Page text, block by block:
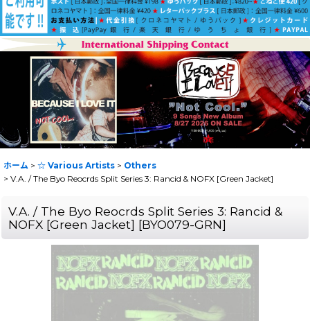
ホーム > ☆ Various Artists > Others
> V.A. / The Byo Reocrds Split Series 3: Rancid & NOFX [Green Jacket]
V.A. / The Byo Reocrds Split Series 3: Rancid &
NOFX [Green Jacket] [BYO079-GRN]